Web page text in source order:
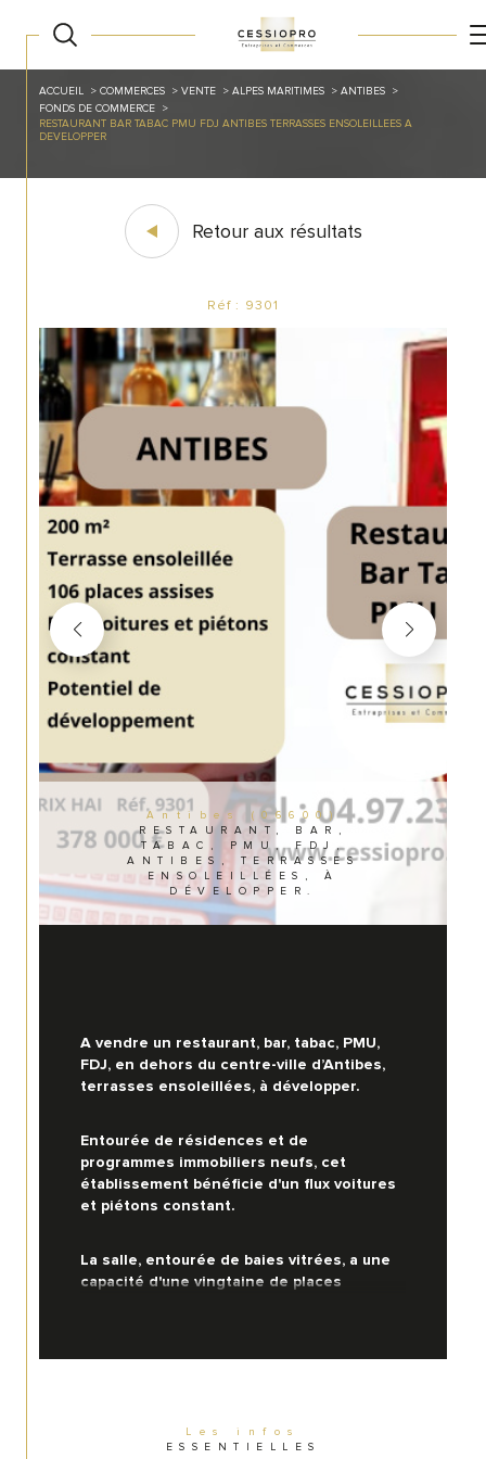
ACCUEIL COMMERCES VENTE ALPES MARITIMES
ANTIBES
FONDS DE COMMERCE
RESTAURANT BAR TABAC PMU FDJ ANTIBES TERRASSES ENSOLEILLEES A
DEVELOPPER
Retour aux résultats
Réf : 9301
Antibes (06600)
RESTAURANT, BAR,
TABAC, PMU, FDJ,
ANTIBES, TERRASSES
ENSOLEILLÉES, À
DÉVELOPPER.
Les infos
ESSENTIELLES
A vendre un restaurant, bar, tabac, PMU,
FDJ, en dehors du centre-ville d’Antibes,
terrasses ensoleillées, à développer.
Entourée de résidences et de
programmes immobiliers neufs, cet
établissement bénéficie d'un flux voitures
et piétons constant.
La salle, entourée de baies vitrées, a une
capacité d'une vingtaine de places
Un grand bar, complétement équipé, au